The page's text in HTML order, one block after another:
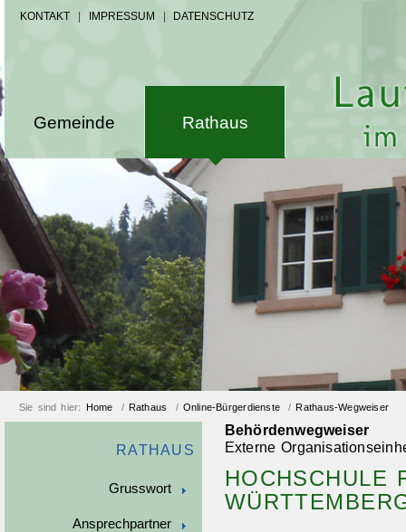
KONTAKT IMPRESSUM DATENSCHUTZ
Gemeinde Rathaus
Sie sind hier: Home / Rathaus / Online-Bürgerdienste / Rathaus-Wegweiser
RATHAUS
Grusswort
Ansprechpartner
Behördenwegweiser
Externe
HOCHSCHULE